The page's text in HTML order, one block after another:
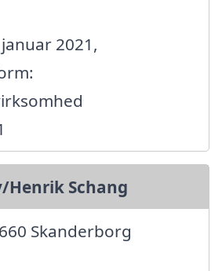
2021,
Schang
Skanderborg